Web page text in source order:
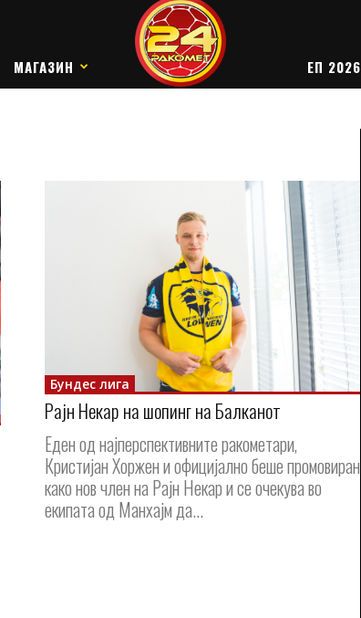
МАГАЗИН ЕП 2026
Бундес лига
Рајн Некар на шопинг на Балканот
Еден од најперспективните ракометари,
Кристијан Хоржен и официјално беше промовиран
како нов член на Рајн Некар и се очекува во
екипата од Манхајм да...